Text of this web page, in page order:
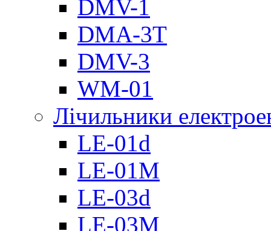
DMV-1
DMА-3T
DMV-3
WM-01
Лічильники
LE-01d
LE-01M
LE-03d
LE-03M